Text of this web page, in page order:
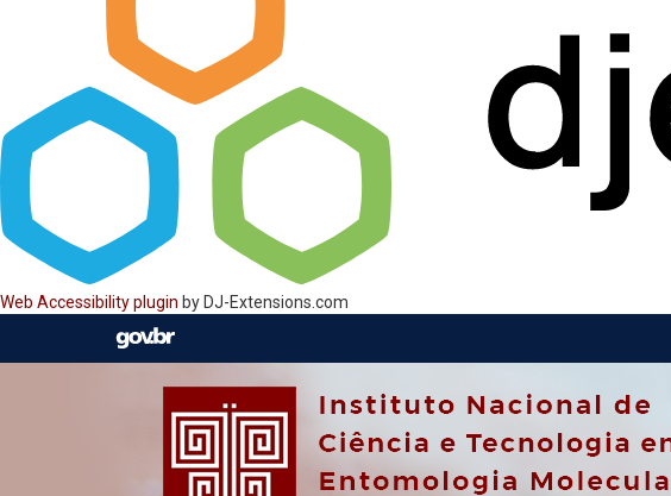
Web Accessibility plugin by DJ-Extensions.com